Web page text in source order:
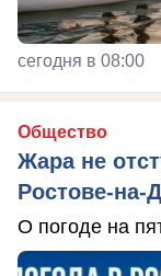
сегодня в 08:00
Общество
Жара не
Ростове-на-
О погоде на